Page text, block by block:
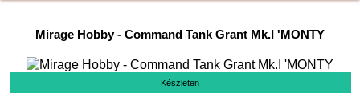
Mirage Hobby- Command Tank Grant Mk.I 'MONTY
Készleten